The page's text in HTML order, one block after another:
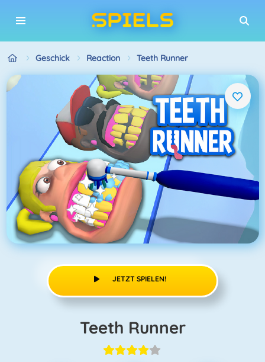
Geschick Reaction Teeth Runner
JETZT SPIELEN!
Teeth Runner